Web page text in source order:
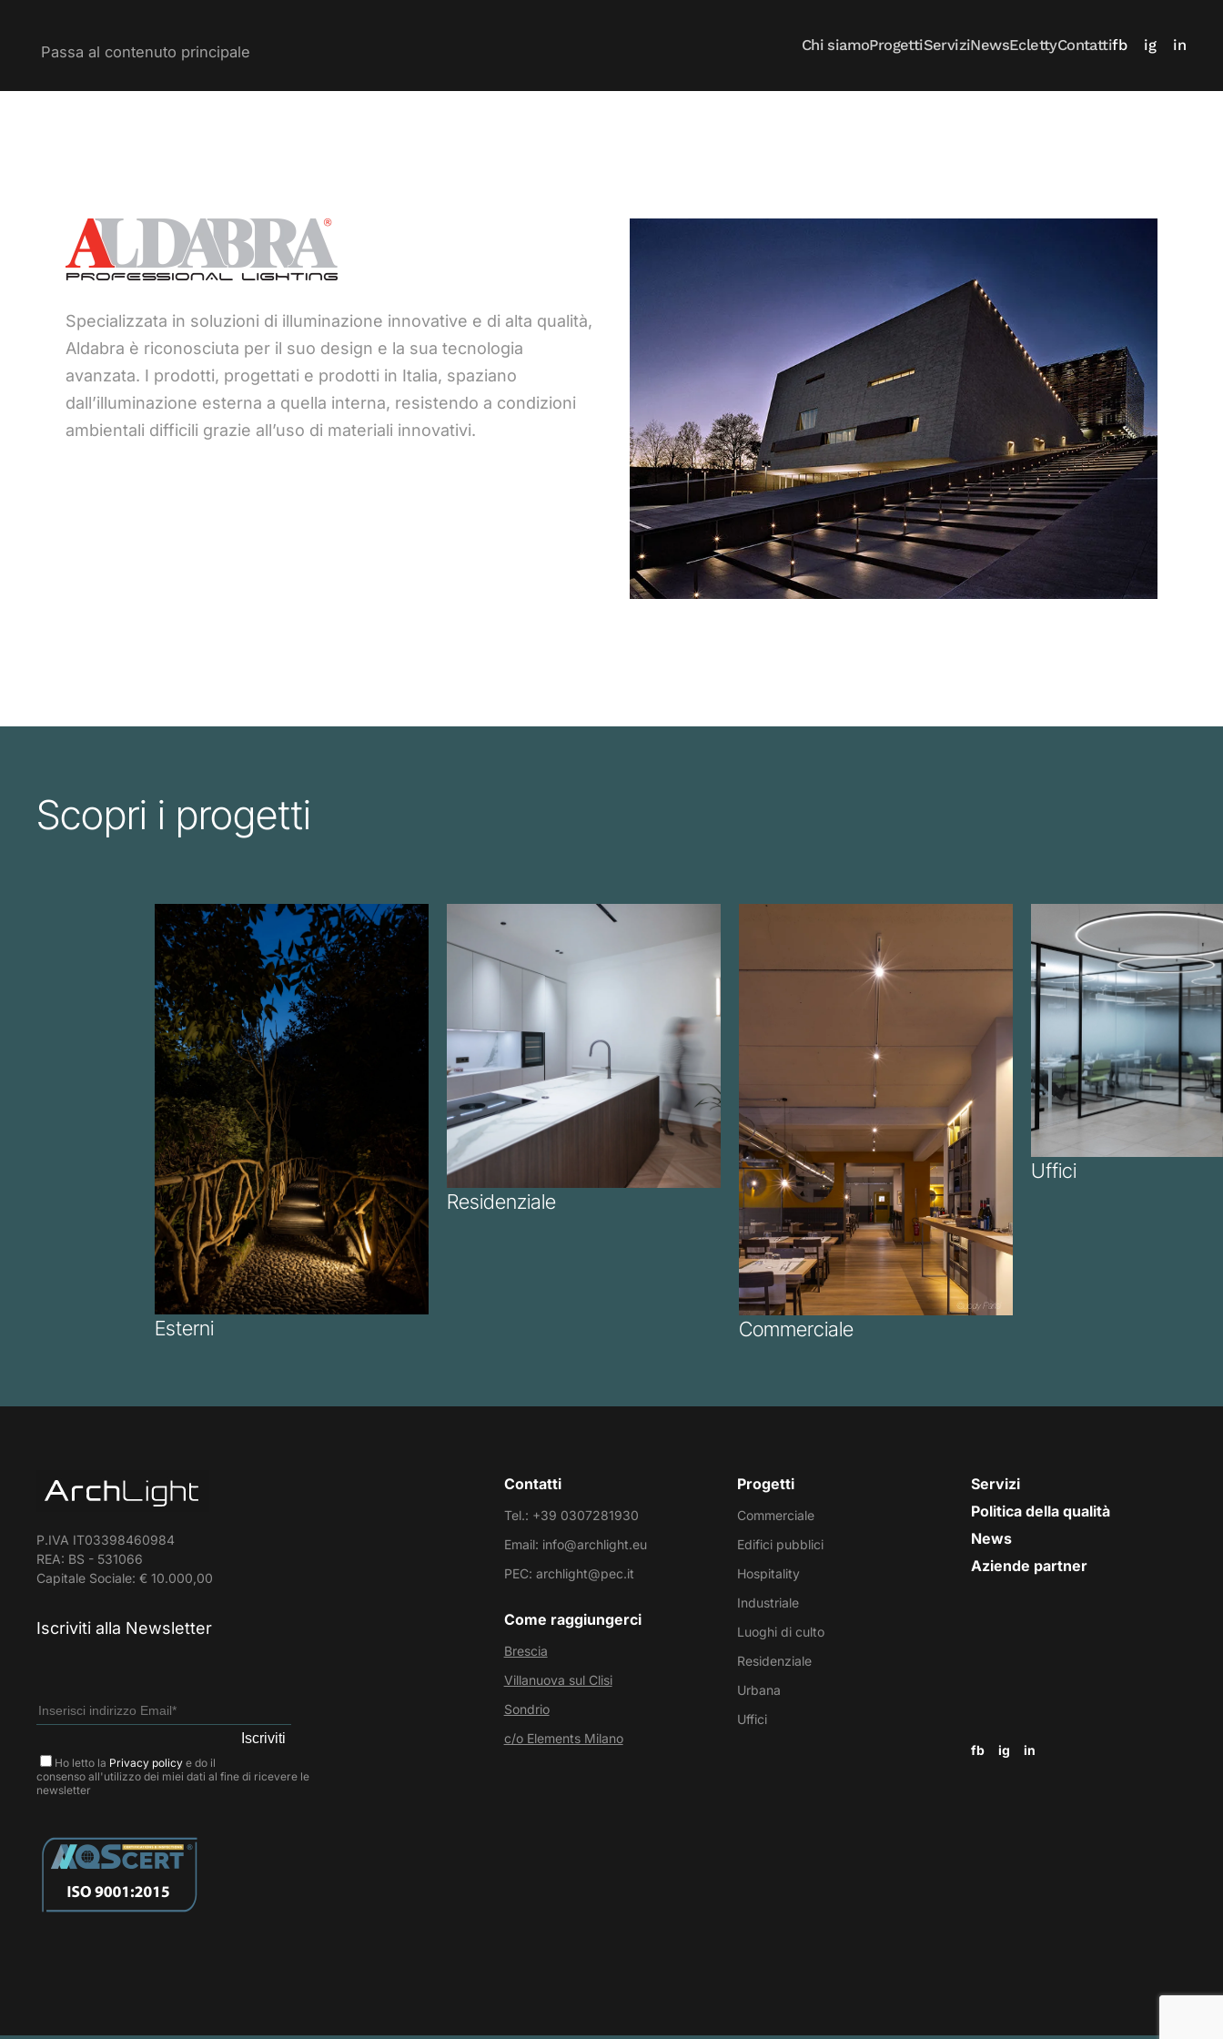
Passa al contenuto principale Chi siamoProgettiServiziNewsEclettyContattifb ig in
Specializzata in soluzioni di illuminazione innovative e di alta qualità,
Aldabra è riconosciuta per il suo design e la sua tecnologia
avanzata. I prodotti, progettati e prodotti in Italia, spaziano
dall’illuminazione esterna a quella interna, resistendo a condizioni
ambientali difficili grazie all’uso di materiali innovativi.
Scopri i progetti
Esterni
Residenziale
Commerciale
Uffici
P.IVA IT03398460984
REA: BS - 531066
Capitale Sociale: € 10.000,00
Iscriviti alla Newsletter
Ho letto la Privacy policy e do il
consenso all'utilizzo dei miei dati al fine di ricevere le
newsletter
Contatti
Tel.: +39 0307281930
Email: info@archlight.eu
PEC: archlight@pec.it
Come raggiungerci
Brescia
Villanuova sul Clisi
Sondrio
c/o Elements Milano
Progetti
Commerciale
Edifici pubblici
Hospitality
Industriale
Luoghi di culto
Residenziale
Urbana
Uffici
Servizi
Politica della qualità
News
Aziende partner
fb ig in